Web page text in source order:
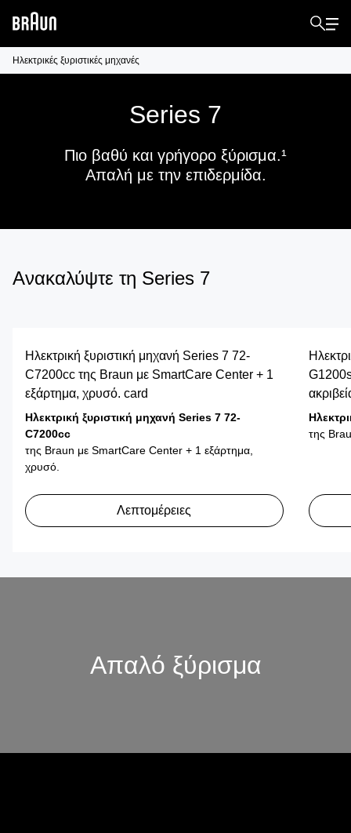
Ηλεκτρικές ξυριστικές μηχανές
Series 7
Πιο βαθύ και γρήγορο ξύρισμα.¹
Απαλή με την επιδερμίδα.
Ανακαλύψτε τη Series 7
Ηλεκτρική ξυριστική μηχανή Series 7 72-
C7200cc της Braun με SmartCare Center + 1
εξάρτημα, χρυσό. card
Ηλεκτρική ξυριστική μηχανή Series 7 72-
C7200cc
της Braun με SmartCare Center + 1 εξάρτημα,
χρυσό.
Λεπτομέρειες
της
Απαλό ξύρισμα